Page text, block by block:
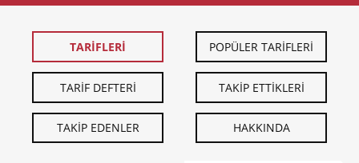
TARİFLERİ POPÜLER TARİFLERİ
TARİF DEFTERİ TAKİP ETTİKLERİ
TAKİP EDENLER HAKKINDA